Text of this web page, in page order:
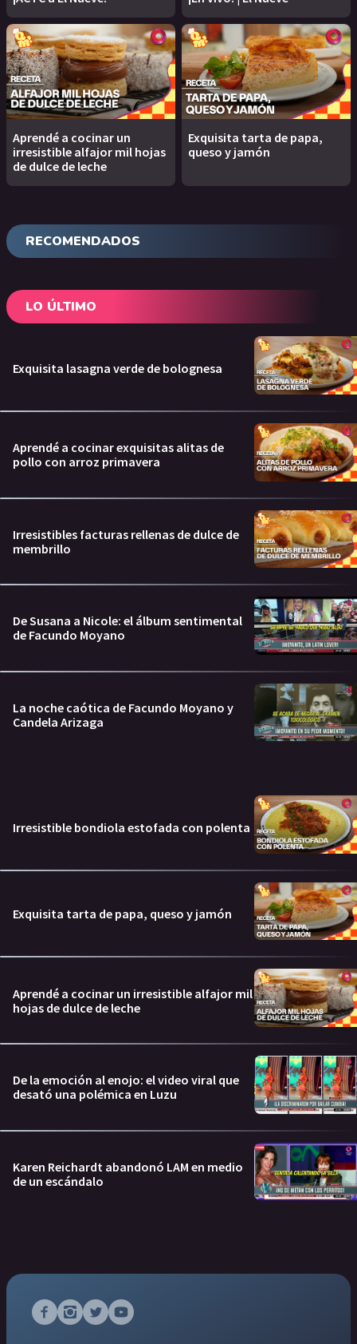
Aprendé a cocinar un
irresistible alfajor mil hojas
de dulce de leche
Exquisita tarta de papa,
queso y jamón
RECOMENDADOS
LO ÚLTIMO
Exquisita lasagna verde de bolognesa
Aprendé a cocinar exquisitas alitas de
pollo con arroz primavera
Irresistibles facturas rellenas de dulce de
membrillo
De Susana a Nicole: el álbum sentimental
de Facundo Moyano
La noche caótica de Facundo Moyano y
Candela Arizaga
Irresistible bondiola estofada con polenta
Exquisita tarta de papa, queso y jamón
Aprendé a cocinar un irresistible alfajor mil
hojas de dulce de leche
De la emoción al enojo: el video viral que
desató una polémica en Luzu
Karen Reichardt abandonó LAM en medio
de un escándalo